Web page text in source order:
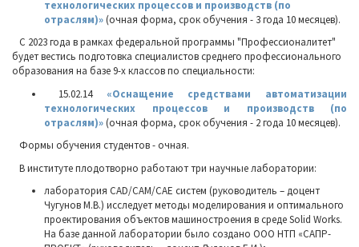
технологических процессов и производств (по
отраслям)»(очная форма, срок обучения - 3 года 10 месяцев).
С 2023 года в рамках федеральной программы "Профессионалитет"
будет вестись подготовка специалистов среднего профессионального
образования на базе 9-х классов по специальности:
15.02.14
«Оснащение средствами автоматизации
технологических процессов и производств (по
отраслям)»(очная форма, срок обучения - 2 года 10 месяцев).
Формы обучения студентов - очная.
В институте плодотворно работают три научные лаборатории:
лаборатория CAD/САМ/САЕ систем (руководитель – доцент
Чугунов М.В.) исследует методы моделирования и оптимального
проектирования объектов машиностроения в среде Solid Works.
На базе данной лаборатории было создано ООО НТП «САПР-